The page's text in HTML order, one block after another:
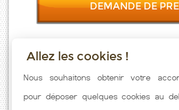
DEMANDE DE
Taux emprunt actualisés (Marches) toutes
Immobilier pratiqués par nos partenaires
hors assurance. Taux crédit immobilier
Allez les cookies !
Nous souhaitons obtenir votre
pour déposer quelques cookies au